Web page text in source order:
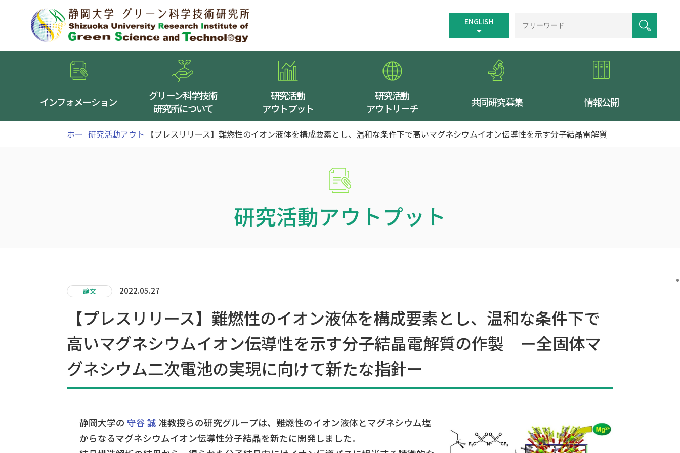
ENGLISH
インフォメーション
グリーン科学技術
研究所について
研究活動
アウトプット
研究活動
アウトリーチ
共同研究募集 情報公開
ホー 研究活動アウト 【プレスリリース】難燃性のイオン液体を構成要素とし、温和な条件下で高いマグネシウムイオン伝導性を示す分子結晶電解質
研究活動アウトプット
論文 2022.05.27
【プレスリリース】難燃性のイオン液体を構成要素とし、温和な条件下で
高いマグネシウムイオン伝導性を示す分子結晶電解質の作製 ー全固体マ
グネシウム二次電池の実現に向けて新たな指針ー
静岡大学の 守谷 誠 准教授らの研究グループは、難燃性のイオン液体とマグネシウム塩
からなるマグネシウムイオン伝導性分子結晶を新たに開発しました。